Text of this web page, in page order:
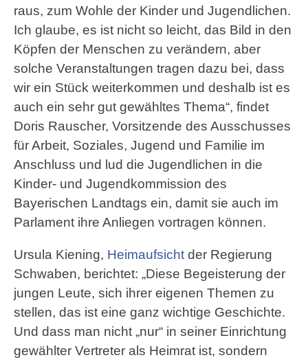
raus, zum Wohle der Kinder und Jugendlichen.
Ich glaube, es ist nicht so leicht, das Bild in den
Köpfen der Menschen zu verändern, aber
solche Veranstaltungen tragen dazu bei, dass
wir ein Stück weiterkommen und deshalb ist es
auch ein sehr gut gewähltes Thema“, findet
Doris Rauscher, Vorsitzende des Ausschusses
für Arbeit, Soziales, Jugend und Familie im
Anschluss und lud die Jugendlichen in die
Kinder- und Jugendkommission des
Bayerischen Landtags ein, damit sie auch im
Parlament ihre Anliegen vortragen können.
Ursula Kiening, Heimaufsicht der Regierung
Schwaben, berichtet: „Diese Begeisterung der
jungen Leute, sich ihrer eigenen Themen zu
stellen, das ist eine ganz wichtige Geschichte.
Und dass man nicht „nur“ in seiner Einrichtung
gewählter Vertreter als Heimrat ist, sondern